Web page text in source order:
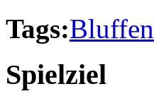
Tags:Bluffen
Spielziel